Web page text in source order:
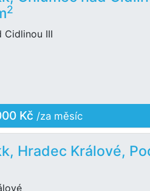
2
Cidlinou III
Kč /za měsíc
Hradec Králové,